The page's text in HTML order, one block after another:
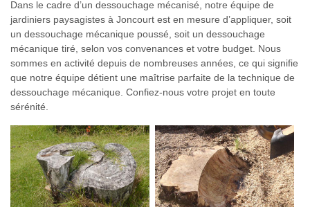
Dans le cadre d’un dessouchage mécanisé, notre équipe de
jardiniers paysagistes à Joncourt est en mesure d’appliquer, soit
un dessouchage mécanique poussé, soit un dessouchage
mécanique tiré, selon vos convenances et votre budget. Nous
sommes en activité depuis de nombreuses années, ce qui signifie
que notre équipe détient une maîtrise parfaite de la technique de
dessouchage mécanique. Confiez-nous votre projet en toute
sérénité.